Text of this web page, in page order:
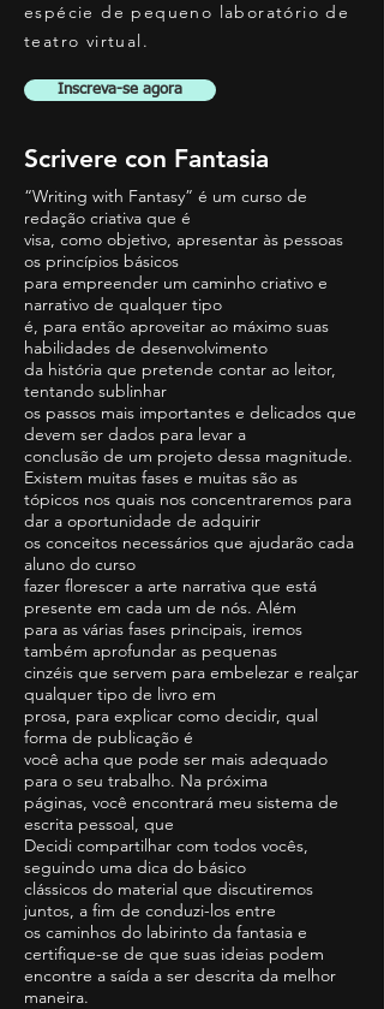
espécie de pequeno laboratório de
teatro virtual.
Inscreva-se agora
Scrivere con Fantasia
“Writing with Fantasy” é um curso de
redação criativa que é
visa, como objetivo, apresentar às pessoas
os princípios básicos
para empreender um caminho criativo e
narrativo de qualquer tipo
é, para então aproveitar ao máximo suas
habilidades de desenvolvimento
da história que pretende contar ao leitor,
tentando sublinhar
os passos mais importantes e delicados que
devem ser dados para levar a
conclusão de um projeto dessa magnitude.
Existem muitas fases e muitas são as
tópicos nos quais nos concentraremos para
dar a oportunidade de adquirir
os conceitos necessários que ajudarão cada
aluno do curso
fazer florescer a arte narrativa que está
presente em cada um de nós. Além
para as várias fases principais, iremos
também aprofundar as pequenas
cinzéis que servem para embelezar e realçar
qualquer tipo de livro em
prosa, para explicar como decidir, qual
forma de publicação é
você acha que pode ser mais adequado
para o seu trabalho. Na próxima
páginas, você encontrará meu sistema de
escrita pessoal, que
Decidi compartilhar com todos vocês,
seguindo uma dica do básico
clássicos do material que discutiremos
juntos, a fim de conduzi-los entre
os caminhos do labirinto da fantasia e
certifique-se de que suas ideias podem
encontre a saída a ser descrita da melhor
maneira.